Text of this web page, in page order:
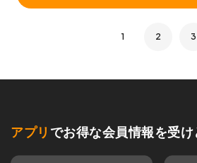
1 2 3
アプリ でお得な会員情報を受け